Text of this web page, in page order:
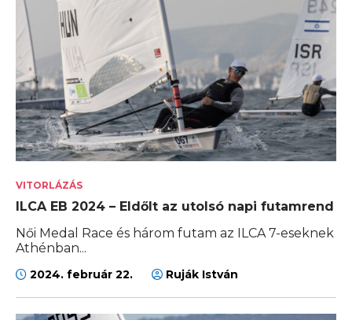
VITORLÁZÁS
ILCA EB 2024 – Eldőlt az utolsó napi futamrend
Női Medal Race és három futam az ILCA 7-eseknek
Athénban...
2024. február 22. Ruják István